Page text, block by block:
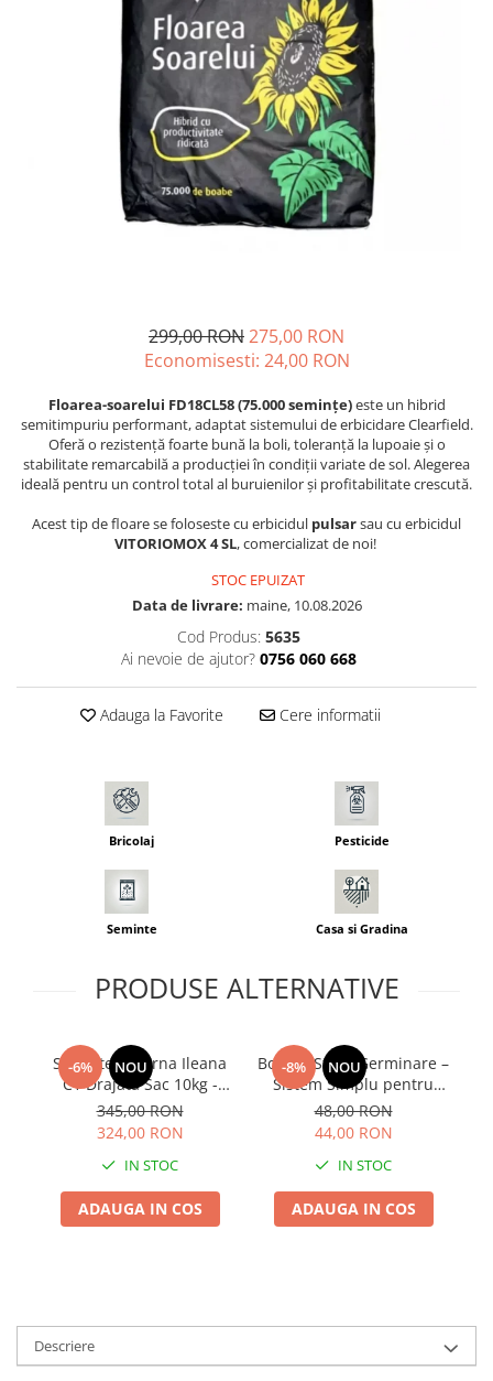
Seminte legume
Plante medicinale
Seminte ardei
Seminte broccoli
Seminte castraveti
Seminte de Patrunjel
Seminte dovleac decorativ
Seminte dovlecel / dovleac
Seminte fasole
Seminte mazare
Seminte morcovi
Seminte pastarnac
Seminte salata
Seminte sfecla
Seminte telina
Seminte zucchini
Seminte pentru germinare
Seminte trifoi
Diverse
Erbicid
Tratamente repaus vegetativ
Ingrasaminte plante
Ingrasaminte plante - ECOLOGICE
Ingrasaminte plante - FLORI
299,00 RON275,00 RON
Economisesti: 24,00 RON
Floarea-soarelui FD18CL58 (75.000 semințe)este un hibrid
semitimpuriu performant, adaptat sistemului de erbicidare Clearfield.
Oferă o rezistență foarte bună la boli, toleranță la lupoaie și o
stabilitate remarcabilă a producției în condiții variate de sol. Alegerea
ideală pentru un control total al buruienilor și profitabilitate crescută.
Acest tip de floare se foloseste cu erbicidul pulsarsau cu erbicidul
VITORIOMOX 4 SL, comercializat de noi!
STOC EPUIZAT
Data de livrare: maine, 10.08.2026
Cod Produs: 5635
Ai nevoie de ajutor? 0756 060 668
Adauga la Favorite Cere informatii
Bricolaj Pesticide
Seminte Casa si Gradina
PRODUSE ALTERNATIVE
-6% NOU
Seminte Lucerna Ileana
C1 Drajata Sac 10kg -
Furaj Premium de Inalta
Productivitate
345,00 RON
324,00 RON
IN STOC
ADAUGA IN COS
-8% NOU
Borcan Sticla Germinare –
Sistem Simplu pentru
Muguri si Microgreens
Acasa
48,00 RON
44,00 RON
IN STOC
ADAUGA IN COS
Descriere